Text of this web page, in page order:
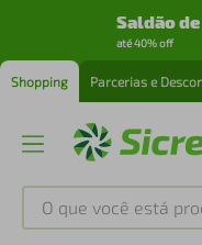
Saldão
até 40% off
Shopping Parcerias e
O que você está